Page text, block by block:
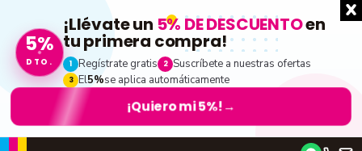
5%
DTO.
¡Llévate un 5% DE DESCUENTOen
tu primera compra!
1 Regístrate gratis 2 Suscríbete a nuestras ofertas
3 El5%se aplica automáticamente
¡Quiero mi 5%! →